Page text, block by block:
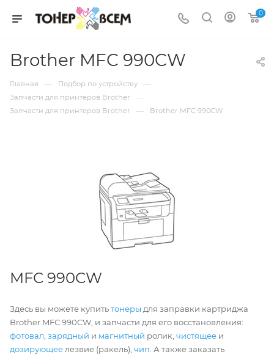
0
Brother MFC 990CW
Главная — Подбор по устройству —
Запчасти для принтеров Brother —
Запчасти для принтеров Brother — Brother MFC 990CW
MFC 990CW
Здесь вы можете купитьтонеры для заправки картриджа
Brother MFC 990CW, и запчасти для его восстановления:
фотовал зарядный и магнитный ролик, чистящее и
дозирующее лезвие (ракель), чип . А также заказать